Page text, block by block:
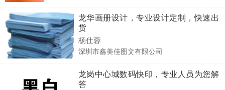
龙华画册设计，专业设计定制，快速出
货
杨仕蓉
深圳市鑫美佳图文有限公司
龙岗中心城数码快印，专业人员为您解
答